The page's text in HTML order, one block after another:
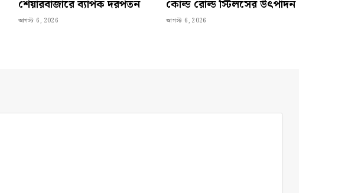
শেয়ারবাজারে ব্যাপক দরপতন
আগস্ট 6, 2026
কোল্ড রোল্ড স্টিলসের উৎপাদন
আগস্ট 6, 2026